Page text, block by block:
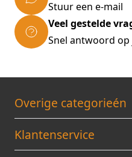
met de tekening in de
Afmeting: 4 x 6 x 3,10
doorloophoogte 2
INCLUSIEF EEN
CERTIFICAAT
Stuur een e-mail
Veel gestelde
Snel antwoord op
Overige categorieén
Klantenservice